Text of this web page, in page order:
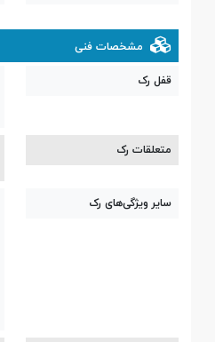
مشخصات فنی
قفل رک
متعلقات رک
سایر ویژگی‌های رک